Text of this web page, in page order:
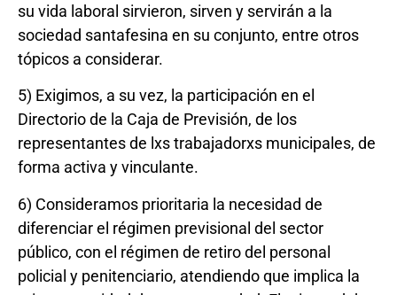
su vida laboral sirvieron, sirven y servirán a la
sociedad santafesina en su conjunto, entre otros
tópicos a considerar.
5) Exigimos, a su vez, la participación en el
Directorio de la Caja de Previsión, de los
representantes de lxs trabajadorxs municipales, de
forma activa y vinculante.
6) Consideramos prioritaria la necesidad de
diferenciar el régimen previsional del sector
público, con el régimen de retiro del personal
policial y penitenciario, atendiendo que implica la